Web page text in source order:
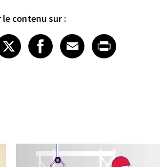
le contenu sur :
article on LinkedIn
article on X
XShare article on
Facebook
Share article on
Email
Share